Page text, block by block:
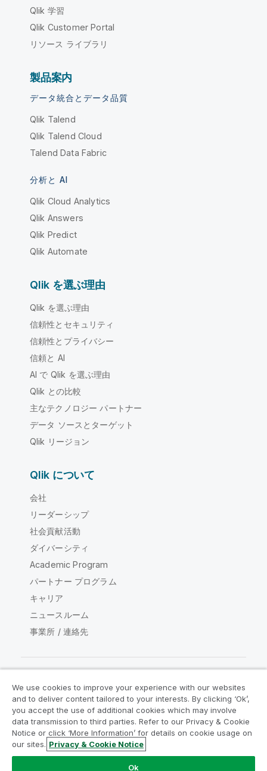
Qlik 学習
Qlik Customer Portal
リソース ライブラリ
製品案内
データ統合とデータ品質
Qlik Talend
Qlik Talend Cloud
Talend Data Fabric
分析と AI
Qlik Cloud Analytics
Qlik Answers
Qlik Predict
Qlik Automate
Qlik を選ぶ理由
Qlik を選ぶ理由
信頼性とセキュリティ
信頼性とプライバシー
信頼と AI
AI で Qlik を選ぶ理由
Qlik との比較
主なテクノロジー パートナー
データ ソースとターゲット
Qlik リージョン
Qlik について
会社
リーダーシップ
社会貢献活動
ダイバーシティ
Academic Program
パートナー プログラム
キャリア
ニュースルーム
事業所 / 連絡先
Qlik コミュニティ
法的契約 製品規約
Legal Policies
リーガルポリシー
利用規約
Do Not Share My Info
We use cookies to improve your experience with our websites
and to deliver content tailored to your interests. By clicking ‘Ok’,
you accept the use of additional cookies which may involve
data transmission to third parties. Refer to our Privacy & Cookie
Notice or click ‘More Information’ for details on cookie usage on
our sites. Privacy & Cookie Notice
Ok